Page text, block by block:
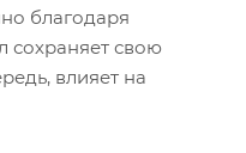
благодаря
сохраняет свою
влияет на